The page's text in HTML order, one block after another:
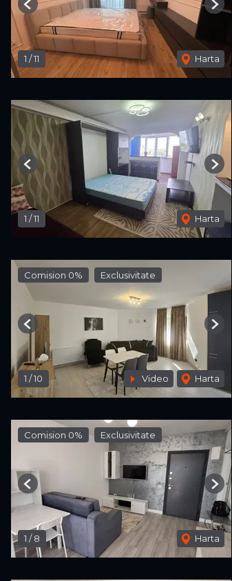
1 /11 Harta
Previous Next
1 /11 Harta
Previous Next
Comision 0% Exclusivitate
1 /10 Video Harta
Previous Next
Comision 0% Exclusivitate
1 /8 Harta
Previous Next